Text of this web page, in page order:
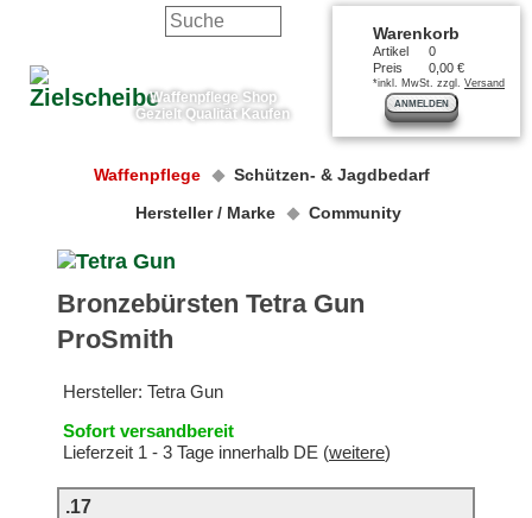
Waffenpflege Shop
Gezielt Qualität Kaufen
Warenkorb
Artikel
0
Preis
0,00 €
*inkl. MwSt. zzgl. Versand
ANMELDEN
Waffenpflege
Schützen- & Jagdbedarf
Hersteller / Marke
Community
Bronzebürsten Tetra Gun
ProSmith
Hersteller: Tetra Gun
Sofort versandbereit
Lieferzeit 1 - 3 Tage innerhalb DE (weitere)
.17